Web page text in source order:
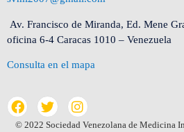
Av. Francisco de Miranda, Ed. Mene
oficina 6-4 Caracas 1010 – Venezuela
Consulta en el mapa
© 2022 Sociedad Venezolana de Medicina